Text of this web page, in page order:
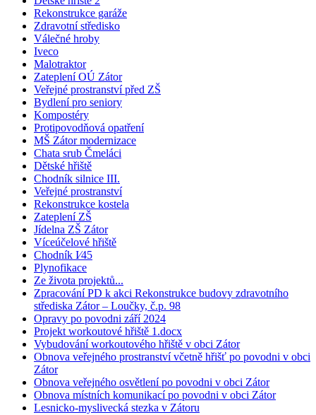
Rekonstrukce garáže
Zdravotní středisko
Válečné hroby
Iveco
Malotraktor
Zateplení OÚ Zátor
Veřejné prostranství před ZŠ
Bydlení pro seniory
Kompostéry
Protipovodňová opatření
MŠ Zátor modernizace
Chata srub Čmeláci
Dětské hřiště
Chodník silnice III.
Veřejné prostranství
Rekonstrukce kostela
Zateplení ZŠ
Jídelna ZŠ Zátor
Víceúčelové hřiště
Chodník I⁄45
Plynofikace
Ze života projektů...
Zpracování PD k akci Rekonstrukce budovy zdravotního
střediska Zátor – Loučky, č.p. 98
Opravy po povodni září 2024
Projekt workoutové hřiště 1.docx
Vybudování workoutového hřiště v obci Zátor
Obnova veřejného prostranství včetně hřišť po povodni v obci
Zátor
Obnova veřejného osvětlení po povodni v obci Zátor
Obnova místních komunikací po povodni v obci Zátor
Lesnicko-myslivecká stezka v Zátoru